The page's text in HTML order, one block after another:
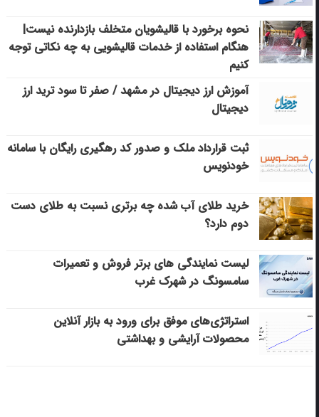
نحوه برخورد با قالیشویان متخلف بازدارنده نیست|
هنگام استفاده از خدمات قالیشویی به چه نکاتی توجه
کنیم
آموزش ارز دیجیتال در مشهد / صفر تا سود ترید ارز
دیجیتال
ثبت قرارداد ملک و صدور کد رهگیری رایگان با سامانه
خودنویس
خرید طلای آب شده چه برتری نسبت به طلای دست
دوم دارد؟
لیست نمایندگی های برتر فروش و تعمیرات
سامسونگ در شهرک غرب
استراتژی‌های موفق برای ورود به بازار آنلاین
محصولات آرایشی و بهداشتی